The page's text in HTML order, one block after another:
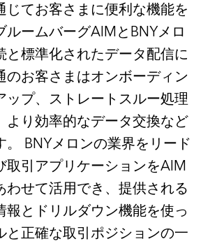
じてお客さまに便利な機能を
ルームバーグAIMとBNYメロ
と標準化されたデータ配信に
のお客さまはオンボーディン
ップ、ストレートスルー処理
より効率的なデータ交換など
。 BNYメロンの業界をリード
取引アプリケーションをAIM
わせて活用でき、提供される
報とドリルダウン機能を使っ
と正確な取引ポジションの一